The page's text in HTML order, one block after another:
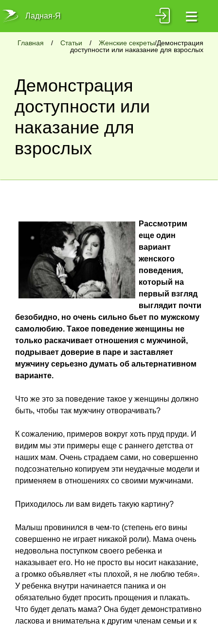
Ладная-Я ≡
Главная / Статьи / Женские секреты/Демонстрация
доступности или наказание для взрослых
Демонстрация
доступности или
наказание для
взрослых
Рассмотрим
еще один
вариант
женского
поведения,
который на
первый взгляд
выглядит почти
безобидно, но очень сильно бьет по мужскому
самолюбию. Такое поведение женщины не
только раскачивает отношения с мужчиной,
подрывает доверие в паре и заставляет
мужчину серьезно думать об альтернативном
варианте.
Что же это за поведение такое у женщины должно
быть, чтобы так мужчину отворачивать?
К сожалению, примеров вокруг хоть пруд пруди. И
видим мы эти примеры еще с раннего детства от
наших мам. Очень страдаем сами, но совершенно
подсознательно копируем эти неудачные модели и
применяем в отношениях со своими мужчинами.
Приходилось ли вам видеть такую картину?
Малыш провинился в чем-то (степень его вины
совершенно не играет никакой роли). Мама очень
недовольна поступком своего ребенка и
наказывает его. Но не просто вы носит наказание,
а громко объявляет «ты плохой, я не люблю тебя».
У ребенка внутри начинается паника и он
обязательно будет просить прощения и плакать.
Что будет делать мама? Она будет демонстративно
ласкова и внимательна к другим членам семьи и к